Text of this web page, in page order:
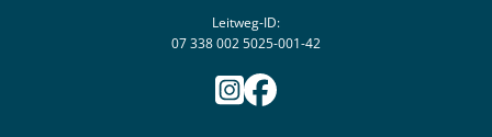
Leitweg-ID:
07 338 002 5025-001-42